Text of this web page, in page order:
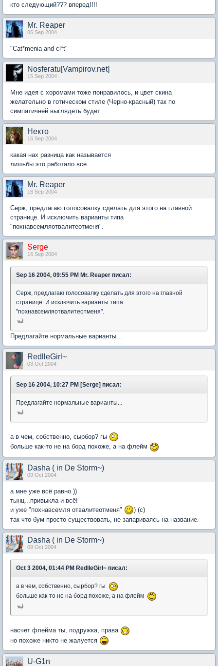
кто следующий??? вперед!!!!
Mr. Reaper
06 Sep 2004
"Cat*menia and cl*t"
Nosferatu[Vampirov.net]
15 Sep 2004
Мне идея с хоромами тоже понравилось, и цвет скина
желательно в готическом стиле (Черно-красный) так по
симпатичней выглядеть будет
Некто
16 Sep 2004
какая нах разница как называется
лишьбы это работало все
Mr. Reaper
16 Sep 2004
Серж, предлагаю голосовалку сделать для этого на главной
странице. И исключить варианты типа
"похнавсемляотвалитеотменя".
Serge
16 Sep 2004
Sep 16 2004, 09:55 PM Mr. Reaper писал:
Серж, предлагаю голосовалку сделать для этого на главной
странице. И исключить варианты типа
"похнавсемляотвалитеотменя".
Предлагайте нормальные варианты...
RedlleGirl~
03 Oct 2004
Sep 16 2004, 10:27 PM [Serge] писал:
Предлагайте нормальные варианты...
а в чем, собственно, сырбор? гы
больше как-то не на борд похоже, а на флейм
Dasha ( in De Storm~)
09 Oct 2004
а мне уже всё равно.))
тынц...привыкла и всё!
и уже "похнавсемля отвалитеотменя"
) (с)
так что бум просто существовать, не запариваясь на название.
Dasha ( in De Storm~)
09 Oct 2004
Oct 3 2004, 01:44 PM RedlleGirl~ писал:
а в чем, собственно, сырбор? гы
больше как-то не на борд похоже, а на флейм
насчет флейма ты, подружка, права
но похоже никто не жалуется
U-G1n